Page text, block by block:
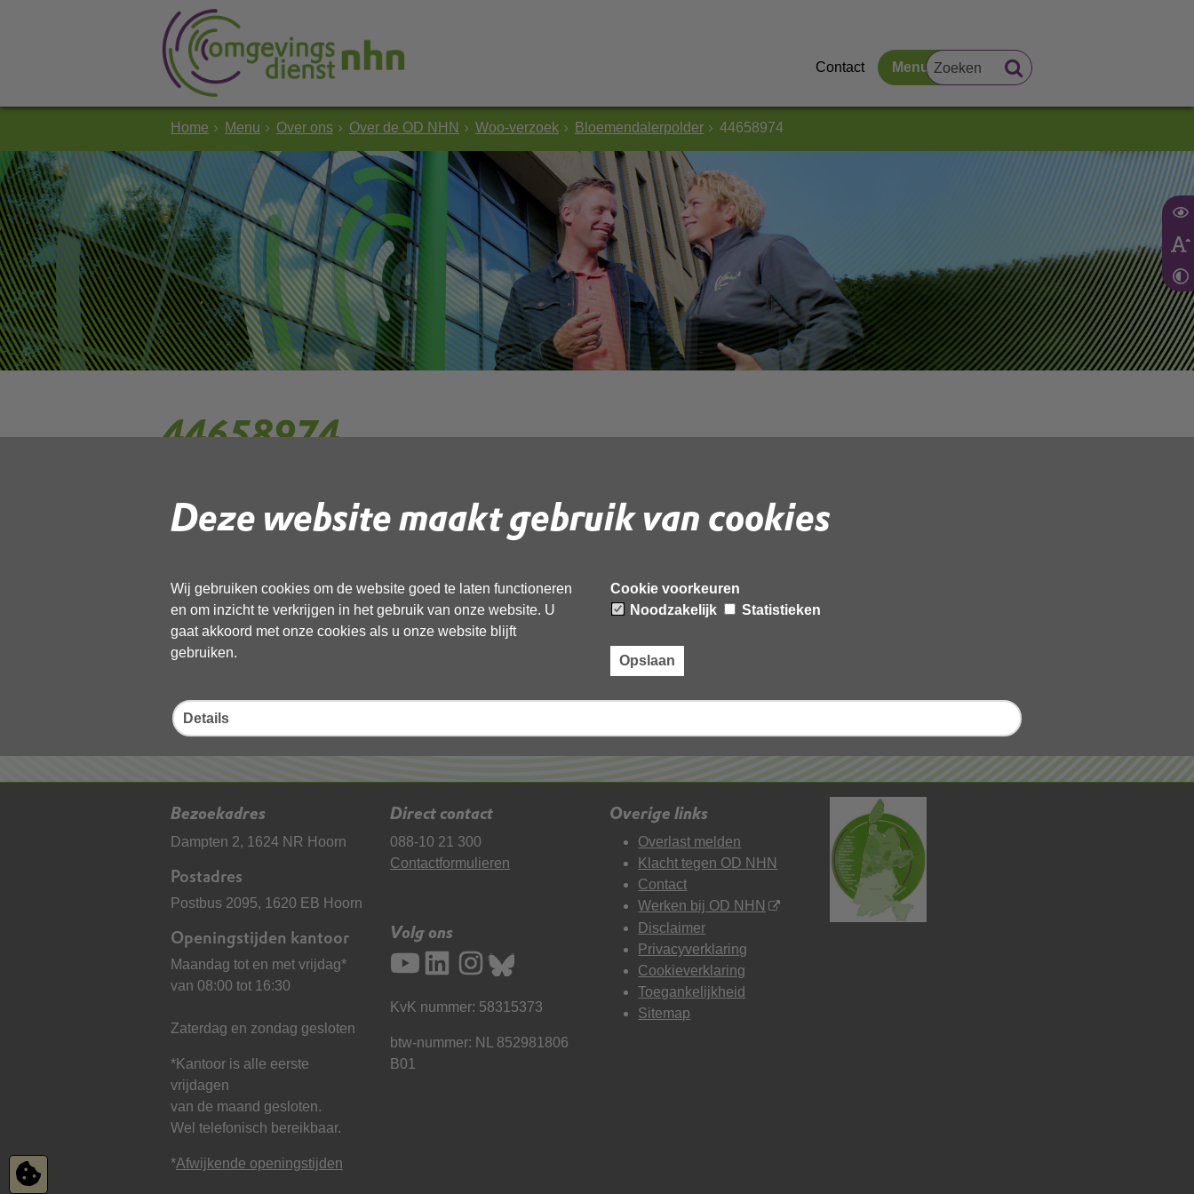
Deze website maakt gebruik van cookies
Wij gebruiken cookies om de website goed te laten functioneren
en om inzicht te verkrijgen in het gebruik van onze website. U
gaat akkoord met onze cookies als u onze website blijft
gebruiken.
Cookie voorkeuren
Noodzakelijk
Statistieken
Opslaan
Details
Contact Menu
Home Menu Over ons Over de OD NHN Woo-verzoek Bloemendalerpolder 44658974
44658974
Gebruik de onderstaande link om het document te downloaden.
Deel deze pagina
Bezoekadres
Dampten 2, 1624 NR Hoorn
Postadres
Postbus 2095, 1620 EB Hoorn
Openingstijden kantoor
Maandag tot en met vrijdag*
van 08:00 tot 16:30
Zaterdag en zondag gesloten
*Kantoor is alle eerste
vrijdagen
van de maand gesloten.
Wel telefonisch bereikbaar.
*Afwijkende openingstijden
Direct contact
088-10 21 300
Contactformulieren
Volg ons
KvK nummer: 58315373
btw-nummer: NL 852981806
B01
Overige links
Overlast melden
Klacht tegen OD NHN
Contact
Werken bij OD NHN
Disclaimer
Privacyverklaring
Cookieverklaring
Toegankelijkheid
Sitemap